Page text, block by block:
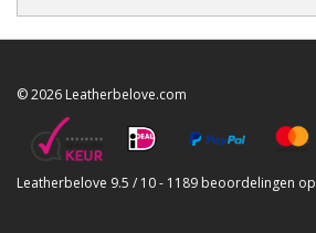
© 2026 Leatherbelove.com
Leatherbelove 9.5 / 10- 1189 beoordelingen op